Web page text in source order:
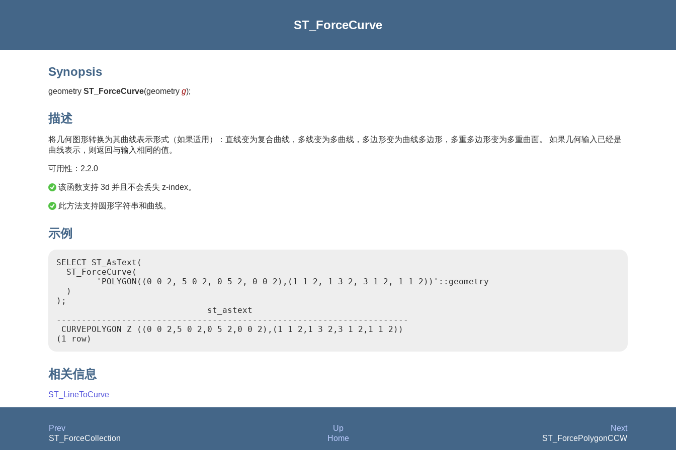
ST_ForceCurve
Synopsis
geometry ST_ForceCurve(geometry g);
描述
将几何图形转换为其曲线表示形式（如果适用）：直线变为复合曲线，多线变为多曲线，多边形变为曲线多边形，多重多边形变为多重曲面。 如果几何输入已经是
曲线表示，则返回与输入相同的值。
可用性：2.2.0
该函数支持 3d 并且不会丢失 z-index。
此方法支持圆形字符串和曲线。
示例
SELECT ST_AsText(
  ST_ForceCurve(
        'POLYGON((0 0 2, 5 0 2, 0 5 2, 0 0 2),(1 1 2, 1 3 2, 3 1 2, 1 1 2))'::geometry
  )
);
                              st_astext
----------------------------------------------------------------------
CURVEPOLYGON Z ((0 0 2,5 0 2,0 5 2,0 0 2),(1 1 2,1 3 2,3 1 2,1 1 2))
(1 row)
相关信息
ST_LineToCurve
Prev Up
Next
ST_ForceCollection
Home ST_ForcePolygonCCW